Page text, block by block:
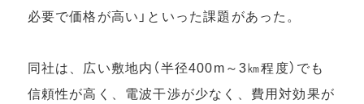
必要で価格が高い」といった課題があった。
同社は、広い敷地内（半径400m～3㎞程度）でも
信頼性が高く、電波干渉が少なく、費用対効果が